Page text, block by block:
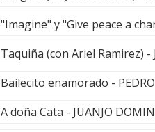
"Imagine" y "Give peace a
Taquiña (con Ariel Ramirez) -
Bailecito enamorado -
A doña Cata - JUANJO